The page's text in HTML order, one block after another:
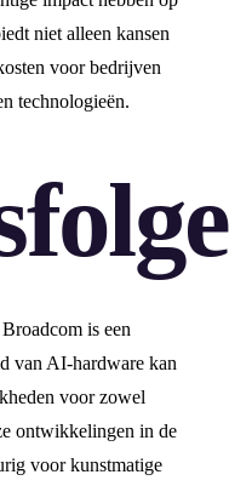
niet alleen kansen
voor bedrijven
technologieën.
is een
van AI-hardware kan
voor zowel
ontwikkelingen in de
voor kunstmatige